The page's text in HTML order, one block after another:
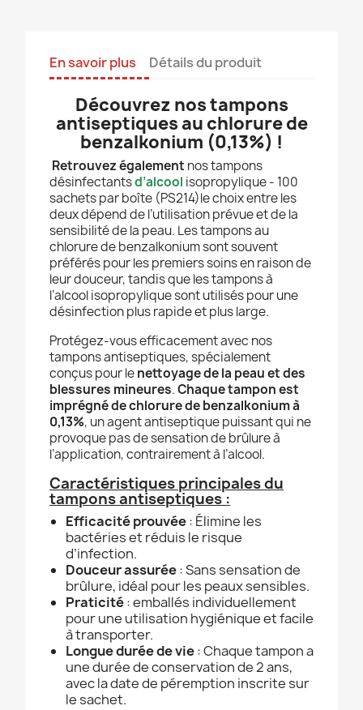
En savoir plus Détails du produit
Découvrez nos tampons
antiseptiques au chlorure de
benzalkonium (0,13%) !
Retrouvez également nos tampons
désinfectantsd’alcool isopropylique - 100
sachets par boîte (PS214)le choix entre les
deux dépend de l’utilisation prévue et de la
sensibilité de la peau. Les tampons au
chlorure de benzalkonium sont souvent
préférés pour les premiers soins en raison de
leur douceur, tandis que les tampons à
l’alcool isopropylique sont utilisés pour une
désinfection plus rapide et plus large.
Protégez-vous efficacement avec nos
tampons antiseptiques, spécialement
conçus pour lenettoyage de la peau et des
blessures mineures.Chaque tampon est
imprégné de chlorure de benzalkonium à
0,13%, un agent antiseptique puissant qui ne
provoque pas de sensation de brûlure à
l’application, contrairement à l’alcool.
Caractéristiques principales du
tampons antiseptiques :
Efficacité prouvée: Élimine les
bactéries et réduis le risque
d’infection.
Douceur assurée: Sans sensation de
brûlure, idéal pour les peaux sensibles.
Praticité: emballés individuellement
pour une utilisation hygiénique et facile
à transporter.
Longue durée de vie: Chaque tampon a
une durée de conservation de 2 ans,
avec la date de péremption inscrite sur
le sachet.